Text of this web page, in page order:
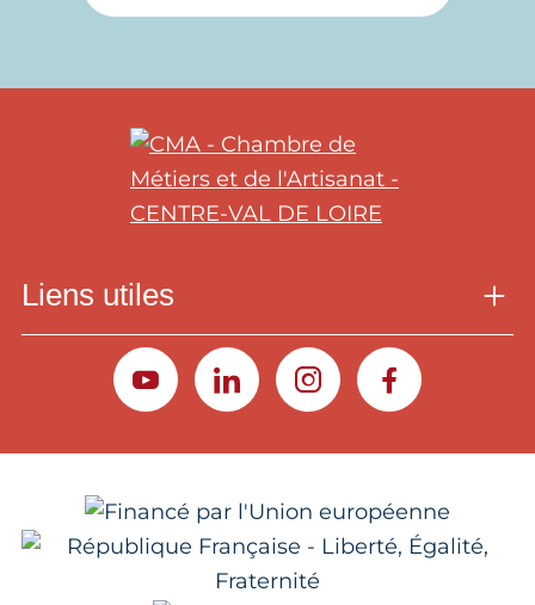
Liens utiles
YOUTUBELINKEDININSTAGRAMFACEBOOK